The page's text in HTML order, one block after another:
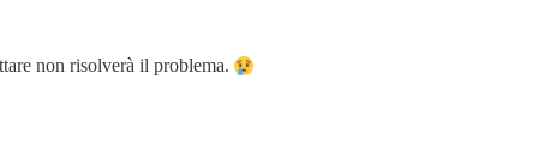
non risolverà il problema.